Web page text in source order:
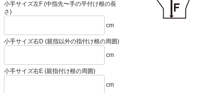
小手サイズ左F (中指先〜手の平付け根の長
さ)
cm
小手サイズ右D (親指以外の指付け根の周囲)
cm
小手サイズ右E (親指付け根の周囲)
cm